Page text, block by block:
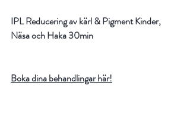
IPL Reducering av kärl & Pigment Kinder,
Näsa och Haka 30min
Boka dina behandlingar här!